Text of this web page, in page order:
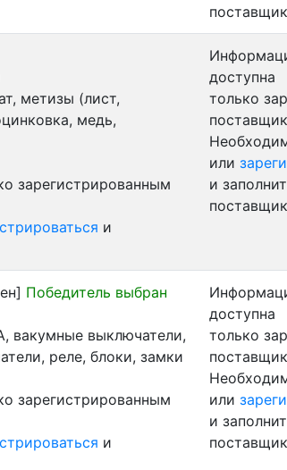
метизы (лист,
медь,
зарегистрированным
и
доступна
только
или
и
Победитель выбран
вакумные выключатели,
реле, блоки, замки
зарегистрированным
и
доступна
только
или
и